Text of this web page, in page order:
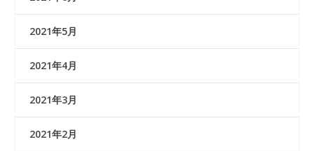
2021年5月
2021年4月
2021年3月
2021年2月